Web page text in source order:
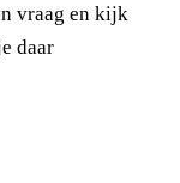
vraag en kijk
daar